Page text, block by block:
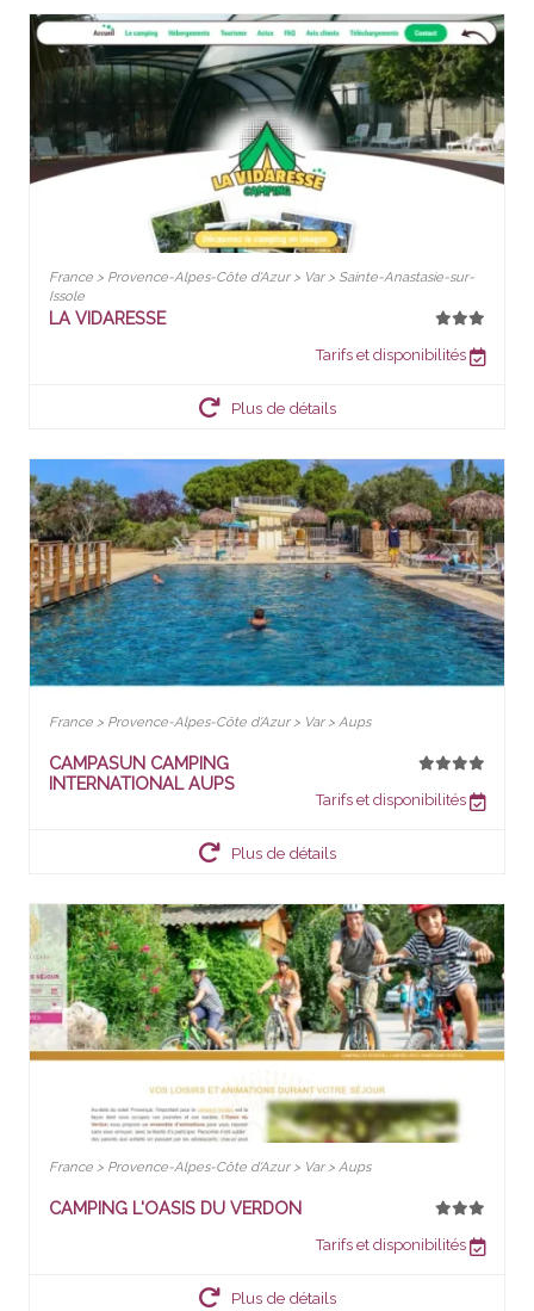
France > Provence-Alpes-Côte d'Azur > Var > Sainte-Anastasie-sur-
Issole
LA VIDARESSE
Tarifs et disponibilités
Plus de détails
France > Provence-Alpes-Côte d'Azur > Var > Aups
CAMPASUN CAMPING
INTERNATIONAL AUPS
Tarifs et disponibilités
Plus de détails
France > Provence-Alpes-Côte d'Azur > Var > Aups
CAMPING L'OASIS DU VERDON
Tarifs et disponibilités
Plus de détails